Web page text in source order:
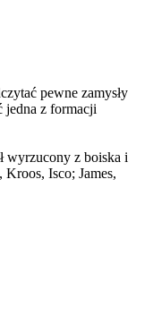
pewne zamysły
jedna z formacji
wyrzucony z boiska i
Kroos, Isco; James,